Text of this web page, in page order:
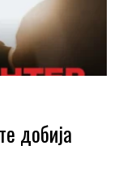
добија